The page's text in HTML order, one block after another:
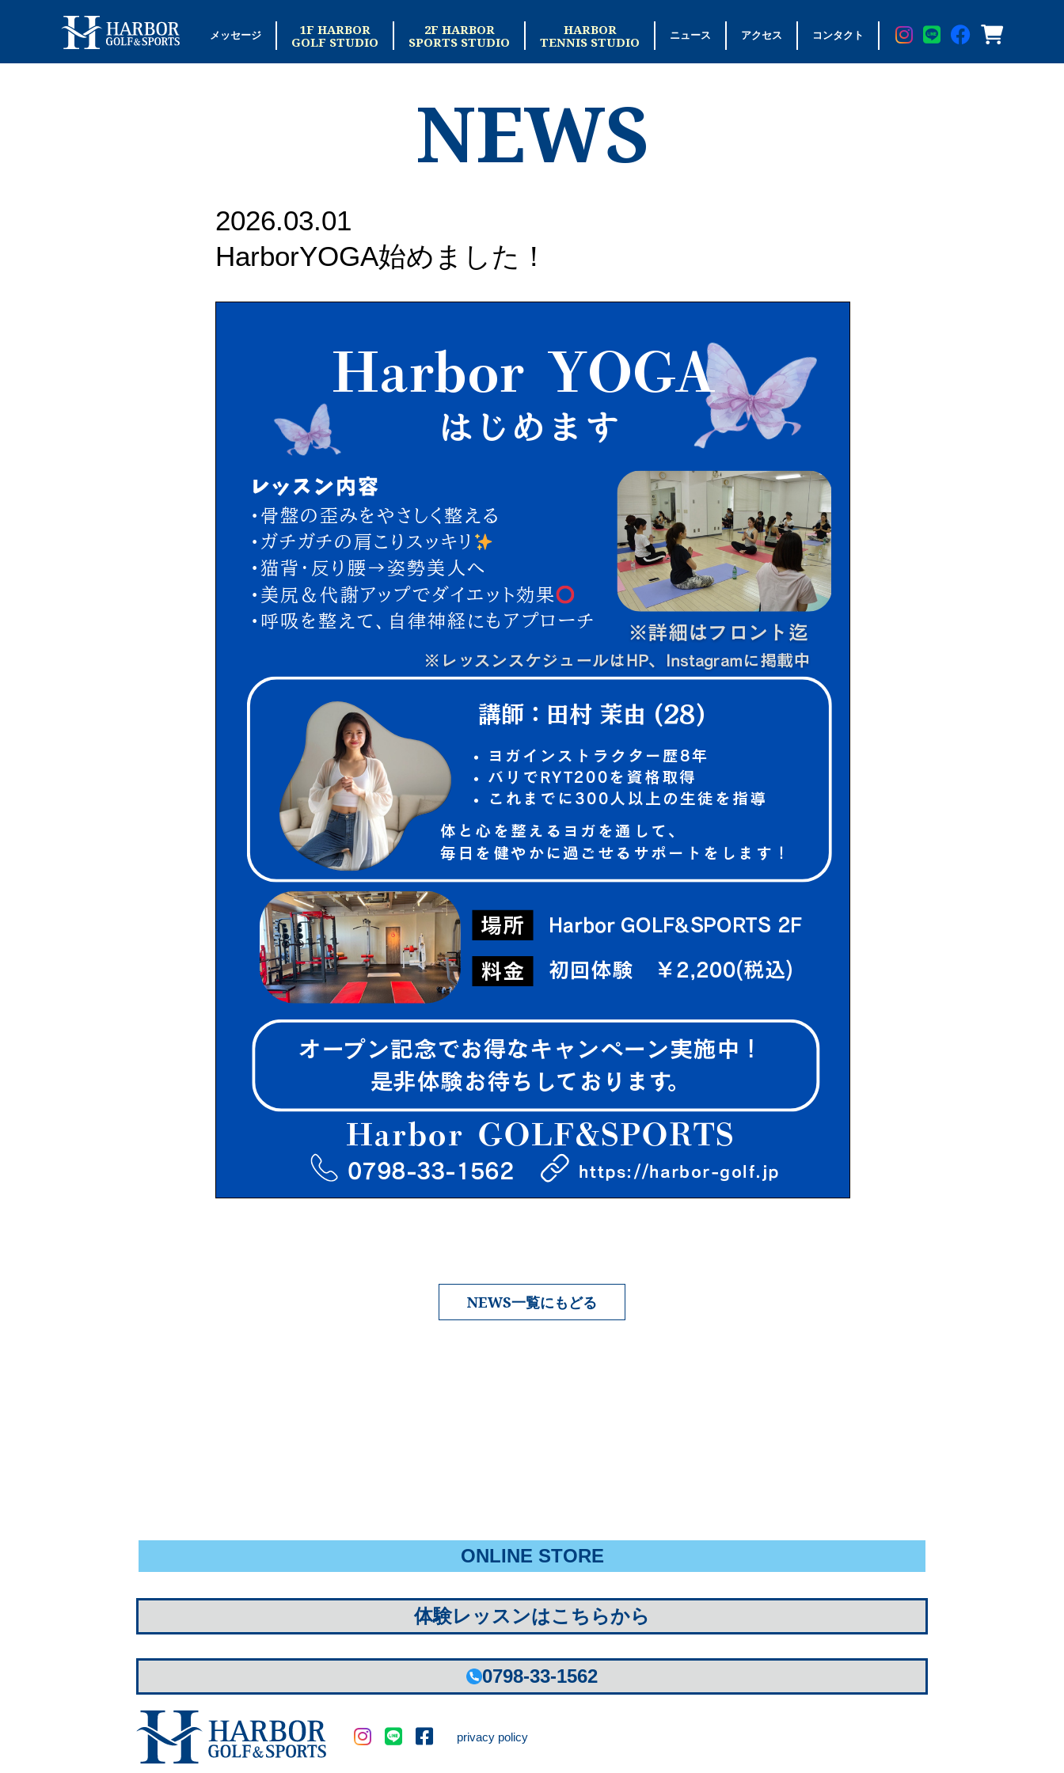
メッセージ
1F HARBOR
GOLF STUDIO
2F HARBOR
SPORTS STUDIO
HARBOR
TENNIS STUDIO
ニュース アクセス コンタクト
NEWS
2026.03.01
HarborYOGA始めました！
NEWS一覧にもどる
ONLINE STORE
体験レッスンはこちらから
0798-33-1562
privacy policy